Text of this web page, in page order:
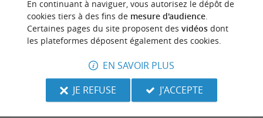
Braderie brocante secours catholique
12/08/2026
Brocantes, Vides greniers
En continuant à naviguer, vous autorisez le dépôt de
cookies tiers à des fins de mesure d'audience.
Certaines pages du site proposent des vidéosdont
les plateformes déposent également des cookies.
EN SAVOIR PLUS
JE REFUSE
J'ACCEPTE